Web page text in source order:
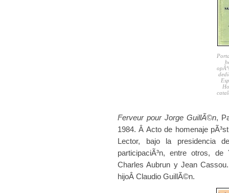
Ferveur pour Jorge GuillÃ©n,
1984. Â Acto de homenaje
Lector, bajo la presidencia
participaciÃ³n, entre otros, de
Charles Aubrun y Jean
hijoÂ Claudio GuillÃ©n.